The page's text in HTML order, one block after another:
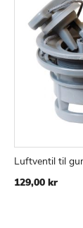
Luftventil til
129,00 kr